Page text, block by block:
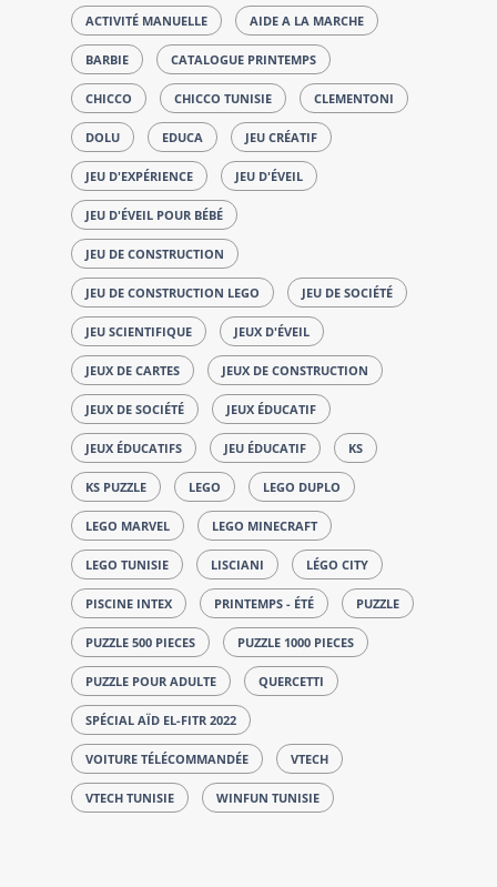
ACTIVITÉ MANUELLE AIDE A LA MARCHE
BARBIE CATALOGUE PRINTEMPS
CHICCO CHICCO TUNISIE CLEMENTONI
DOLU EDUCA JEU CRÉATIF
JEU D'EXPÉRIENCE JEU D'ÉVEIL
JEU D'ÉVEIL POUR BÉBÉ
JEU DE CONSTRUCTION
JEU DE CONSTRUCTION LEGO JEU DE SOCIÉTÉ
JEU SCIENTIFIQUE JEUX D'ÉVEIL
JEUX DE CARTES JEUX DE CONSTRUCTION
JEUX DE SOCIÉTÉ JEUX ÉDUCATIF
JEUX ÉDUCATIFS JEU ÉDUCATIF KS
KS PUZZLE LEGO LEGO DUPLO
LEGO MARVEL LEGO MINECRAFT
LEGO TUNISIE LISCIANI LÉGO CITY
PISCINE INTEX PRINTEMPS - ÉTÉ PUZZLE
PUZZLE 500 PIECES PUZZLE 1000 PIECES
PUZZLE POUR ADULTE QUERCETTI
SPÉCIAL AÏD EL-FITR 2022
VOITURE TÉLÉCOMMANDÉE VTECH
VTECH TUNISIE WINFUN TUNISIE